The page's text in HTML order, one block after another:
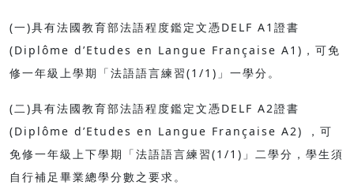
(一)具有法國教育部法語程度鑑定文憑DELF A1證書
(Diplôme d’Etudes en Langue Française A1)，可免
修一年級上學期「法語語言練習(1/1)」一學分。
(二)具有法國教育部法語程度鑑定文憑DELF A2證書
(Diplôme d’Etudes en Langue Française A2) ，可
免修一年級上下學期「法語語言練習(1/1)」二學分，學生須
自行補足畢業總學分數之要求。